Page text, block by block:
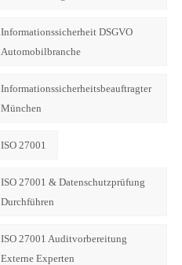
Informationssicherheit DSGVO
Automobilbranche
Informationssicherheitsbeauftragter
München
ISO 27001
ISO 27001 & Datenschutzprüfung
Durchführen
ISO 27001 Auditvorbereitung
Externe Experten